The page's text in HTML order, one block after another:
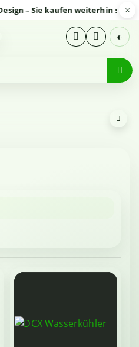
– Sie kaufen weiterhin sicher ×
◐